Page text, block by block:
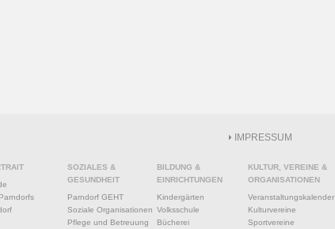
IMPRESSUM
SOZIALES &
GESUNDHEIT
Parndorf GEHT
Soziale Organisationen
Pflege und Betreuung
BILDUNG &
EINRICHTUNGEN
Kindergärten
Volksschule
Bücherei
KULTUR, VEREINE &
ORGANISATIONEN
Veranstaltungskalender
Kulturvereine
Sportvereine